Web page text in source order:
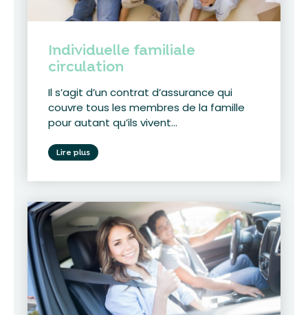
Individuelle familiale
circulation
Il s’agit d’un contrat d’assurance qui
couvre tous les membres de la famille
pour autant qu’ils vivent...
Lire plus